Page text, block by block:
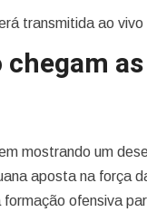
transmitida ao vivo
chegam
mostrando um
aposta na força
formação ofensiva